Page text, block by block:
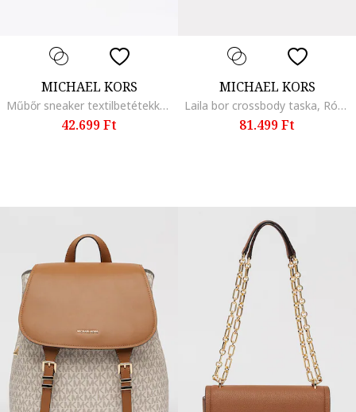
MICHAEL KORS
Műbőr sneaker textilbetétekkel, Fehér/Szürke
42.699 Ft
MICHAEL KORS
Laila bor crossbody taska, Rózsaszín, 18.4 x 25.4 x 12
81.499 Ft